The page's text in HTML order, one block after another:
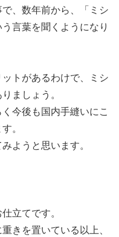
、数年前から、「ミシ
言葉を聞くようになり
トがあるわけで、ミシ
ましょう。
今後も国内手縫いにこ
。
ようと思います。
立てです。
きを置いている以上、